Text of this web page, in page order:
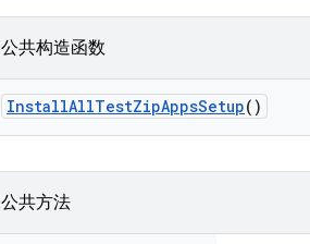
公共构造函数
InstallAllTestZipAppsSetup()
公共方法